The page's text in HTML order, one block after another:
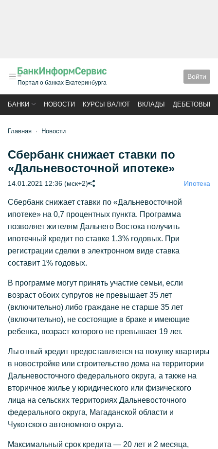
Портал о банках Екатеринбурга
Войти
БАНКИ НОВОСТИ КУРСЫ ВАЛЮТ ВКЛАДЫ ДЕБЕТОВЫЕ
Главная Новости
Сбербанк снижает ставки по
«Дальневосточной ипотеке»
14.01.2021 12:36 (мск+2) Ипотека
Сбербанк снижает ставки по «Дальневосточной
ипотеке» на 0,7 процентных пункта. Программа
позволяет жителям Дальнего Востока получить
ипотечный кредит по ставке 1,3% годовых. При
регистрации сделки в электронном виде ставка
составит 1% годовых.
В программе могут принять участие семьи, если
возраст обоих супругов не превышает 35 лет
(включительно) либо граждане не старше 35 лет
(включительно), не состоящие в браке и имеющие
ребенка, возраст которого не превышает 19 лет.
Льготный кредит предоставляется на покупку квартиры
в новостройке или строительство дома на территории
Дальневосточного федерального округа, а также на
вторичное жилье у юридического или физического
лица на сельских территориях Дальневосточного
федерального округа, Магаданской области и
Чукотского автономного округа.
Максимальный срок кредита — 20 лет и 2 месяца,